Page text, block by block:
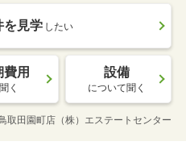
を見学 したい
用
く
設備
について聞く
取田園町店（株）エステートセンター